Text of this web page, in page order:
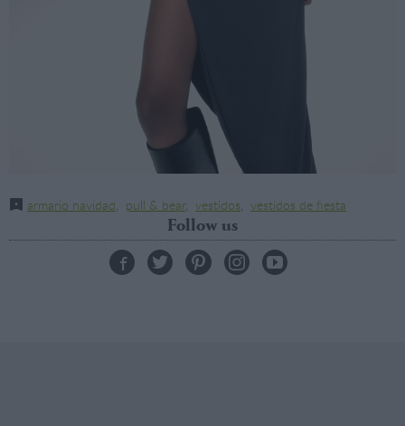
armario navidad, pull & bear, vestidos, vestidos de fiesta
Follow us